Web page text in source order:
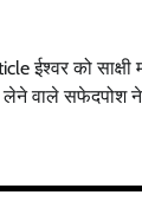
ईश्वर को साक्षी
लेने वाले सफेदपोश